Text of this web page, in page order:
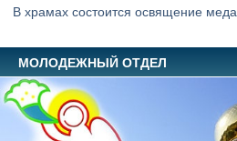
В храмах состоится освящение меда
МОЛОДЕЖНЫЙ ОТДЕЛ